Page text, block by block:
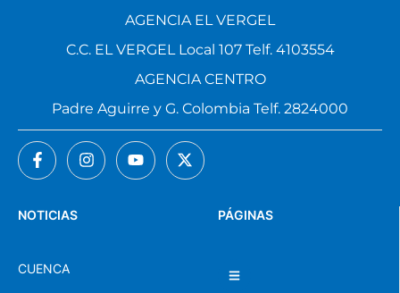
PÁGINAS
NOTICIAS
CUENCA
AGENCIA EL VERGEL
C.C. EL VERGEL Local 107 Telf. 4103554
AGENCIA CENTRO
Padre Aguirre y G. Colombia Telf. 2824000